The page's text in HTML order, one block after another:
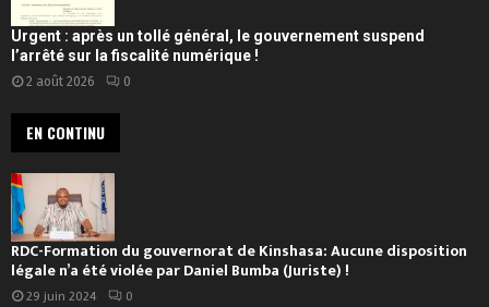
Urgent : après un tollé général, le gouvernement suspend
l’arrêté sur la fiscalité numérique !
2 août 2026 0
EN CONTINU
RDC-Formation du gouvernorat de Kinshasa: Aucune disposition
légale n’a été violée par Daniel Bumba (Juriste) !
29 juin 2024 0